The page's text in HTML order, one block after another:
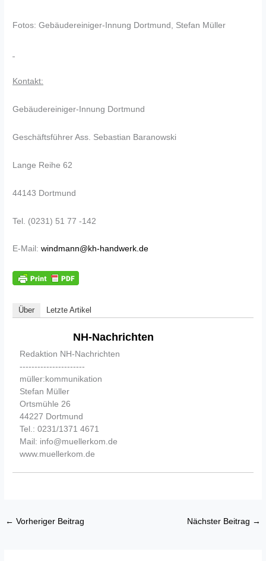
Fotos: Gebäudereiniger-Innung Dortmund, Stefan Müller
Kontakt:
Gebäudereiniger-Innung Dortmund
Geschäftsführer Ass. Sebastian Baranowski
Lange Reihe 62
44143 Dortmund
Tel. (0231) 51 77 -142
E-Mail:windmann@kh-handwerk.de
Über Letzte Artikel
NH-Nachrichten
Redaktion NH-Nachrichten
----------------------
müller:kommunikation
Stefan Müller
Ortsmühle 26
44227 Dortmund
Tel.: 0231/1371 4671
Mail: info@muellerkom.de
www.muellerkom.de
← Vorheriger Beitrag Nächster Beitrag →